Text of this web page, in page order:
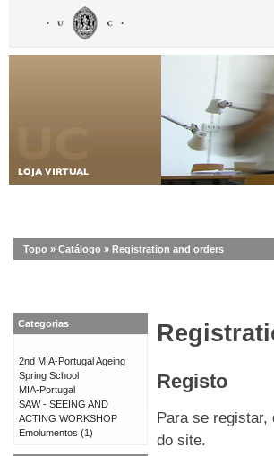
Topo » Catálogo » Registration and orders
Registo
Para se registar,
do site.
Categorias
2nd MIA-Portugal Ageing
Spring School
MIA-Portugal
SAW - SEEING AND
ACTING WORKSHOP
Emolumentos (1)